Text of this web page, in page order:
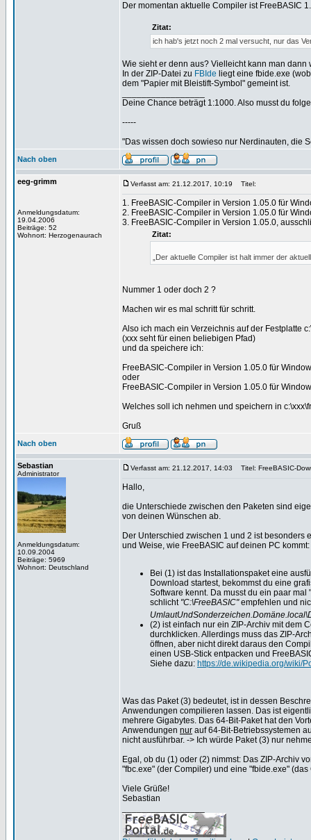
Der momentan aktuelle Compiler ist FreeBASIC
Zitat:
ich hab's jetzt noch 2 mal versucht, nur das
Wie sieht er denn aus? Vielleicht kann man dann
In der ZIP-Datei zu FBIde liegt eine fbide.exe
dem "Papier mit Bleistift-Symbol" gemeint ist.
Deine Chance beträgt 1:1000. Also musst du
-----
"Das wissen doch sowieso nur Nerdinauten, die
Nach oben
eeg-grimm
Anmeldungsdatum:
19.04.2006
Beiträge: 52
Wohnort: Herzogenaurach
Verfasst am: 21.12.2017, 10:19 Titel:
1. FreeBASIC-Compiler in Version 1.05.0 für
2. FreeBASIC-Compiler in Version 1.05.0 für
3. FreeBASIC-Compiler in Version 1.05.0,
Zitat:
„Der aktuelle Compiler ist halt immer der
Nummer 1 oder doch 2 ?
Machen wir es mal schritt für schritt.
Also ich mach ein Verzeichnis auf der Festplatte
(xxx seht für einen beliebigen Pfad)
und da speichere ich:
FreeBASIC-Compiler in Version 1.05.0 für
oder
FreeBASIC-Compiler in Version 1.05.0 für
Welches soll ich nehmen und speichern in
Gruß
Nach oben
Sebastian
Administrator
Anmeldungsdatum:
10.09.2004
Beiträge: 5969
Wohnort: Deutschland
Verfasst am: 21.12.2017, 14:03 Titel: FreeBASIC-
Hallo,
die Unterschiede zwischen den Paketen sind
von deinen Wünschen ab.
Der Unterschied zwischen 1 und 2 ist besonders
und Weise, wie FreeBASIC auf deinen PC kommt:
Bei (1) ist das Installationspaket eine
Download startest, bekommst du eine
Software kennt. Da musst du ein paar
schlicht "C:\FreeBASIC"empfehlen und
(2) ist einfach nur ein ZIP-Archiv mit dem
durchklicken. Allerdings muss das ZIP-
öffnen, aber nicht direkt daraus den
einen USB-Stick entpacken und
Siehe dazu: https://de.wikipedia.org/wiki/
Was das Paket (3) bedeutet, ist in dessen
Anwendungen compilieren lassen. Das ist
mehrere Gigabytes. Das 64-Bit-Paket hat den
Anwendungen nur auf 64-Bit-Betriebssystemen
nicht ausführbar. -> Ich würde Paket (3) nur
Egal, ob du (1) oder (2) nimmst: Das ZIP-Archiv
"fbc.exe" (der Compiler) und eine "fbide.exe"
Viele Grüße!
Sebastian